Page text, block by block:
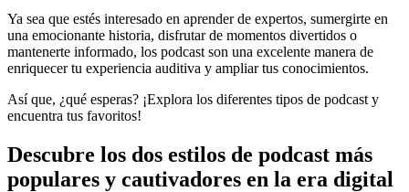
Ya sea que estés interesado en aprender de expertos, sumergirte en
una emocionante historia, disfrutar de momentos divertidos o
mantenerte informado, los podcast son una excelente manera de
enriquecer tu experiencia auditiva y ampliar tus conocimientos.
Así que, ¿qué esperas? ¡Explora los diferentes tipos de podcast y
encuentra tus favoritos!
Descubre los dos estilos de podcast más
populares y cautivadores en la era digital